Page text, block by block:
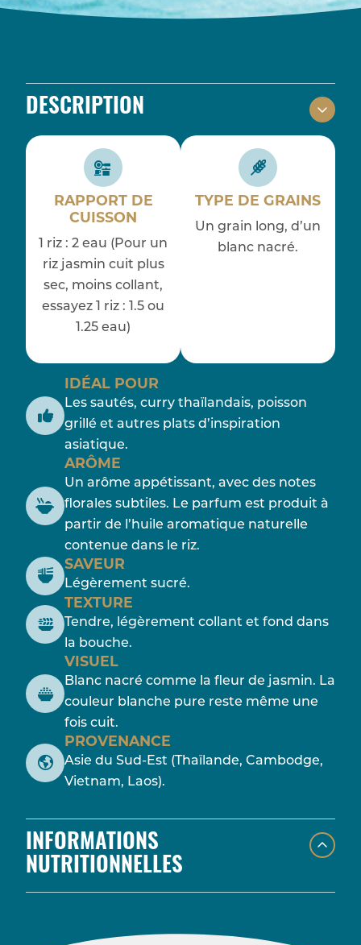
DESCRIPTION
RAPPORT DE
CUISSON
1 riz : 2 eau (Pour un
riz jasmin cuit plus
sec, moins collant,
essayez 1 riz : 1.5 ou
1.25 eau)
TYPE DE GRAINS
Un grain long, d’un
blanc nacré.
IDÉAL POUR
Les sautés, curry thaïlandais, poisson
grillé et autres plats d’inspiration
asiatique.
ARÔME
Un arôme appétissant, avec des notes
florales subtiles. Le parfum est produit à
partir de l’huile aromatique naturelle
contenue dans le riz.
SAVEUR
Légèrement sucré.
TEXTURE
Tendre, légèrement collant et fond dans
la bouche.
VISUEL
Blanc nacré comme la fleur de jasmin. La
couleur blanche pure reste même une
fois cuit.
PROVENANCE
Asie du Sud-Est (Thaïlande, Cambodge,
Vietnam, Laos).
INFORMATIONS
NUTRITIONNELLES